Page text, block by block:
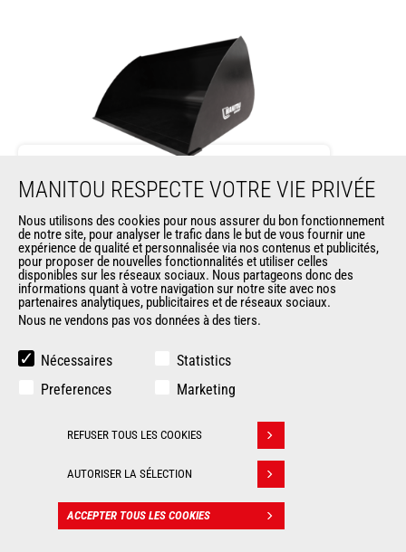
Godet pour matériaux légers
Godets
Largeur 1500 mm
Capacité en dôme
Profondeur de 1030 mm à 1037 mm
Longueur de 1176 mm à 1218 mm
CONTACT
MANITOU RESPECTE VOTRE VIE PRIVÉE
Nous utilisons des cookies pour nous assurer du bon fonctionnement
de notre site, pour analyser le trafic dans le but de vous fournir une
expérience de qualité et personnalisée via nos contenus et publicités,
pour proposer de nouvelles fonctionnalités et utiliser celles
disponibles sur les réseaux sociaux. Nous partageons donc des
informations quant à votre navigation sur notre site avec nos
partenaires analytiques, publicitaires et de réseaux sociaux.
Nous ne vendons pas vos données à des tiers.
Nécessaires
Statistics
Preferences
Marketing
REFUSER TOUS LES COOKIES
AUTORISER LA SÉLECTION
ACCEPTER TOUS LES COOKIES